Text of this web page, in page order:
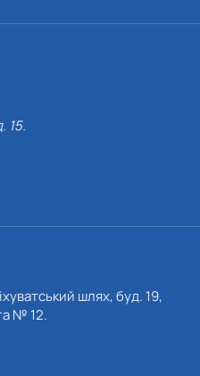
15.
шлях, буд. 19,
№ 12.